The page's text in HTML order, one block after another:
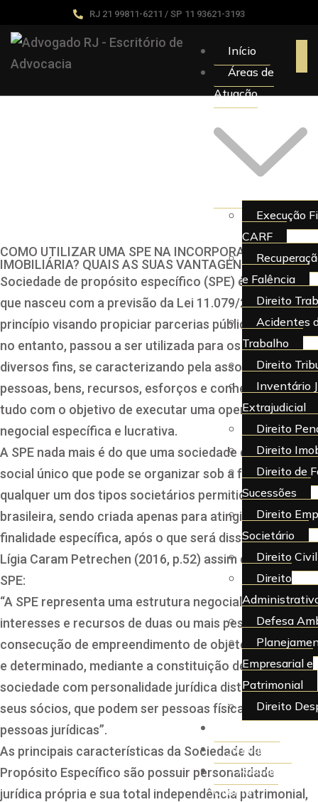
RJ 21 99811-6211 / SP 11 93621-3193
Início
Áreas de
Atuação
Execução
CARF
e Falência
Direito
Acidentes
Trabalho
Direito
Inventário
Extrajudicial
Direito
Direito
Direito de
Sucessões
Direito
Societário
Direito Civil
Direito
Defesa
Empresarial e
Patrimonial
Direito
Juridiquês
> Área do
Cliente
COMO UTILIZAR UMA SPE NA INCORPORAÇÃO
IMOBILIÁRIA? QUAIS AS SUAS VANTAGENS?
Sociedade de propósito específico (SPE) é uma figura
que nasceu com a previsão da Lei 11.079/2004, a
princípio visando propiciar parcerias público-privadas,
no entanto, passou a ser utilizada para os mais
diversos fins, se caracterizando pela associação de
pessoas, bens, recursos, esforços e conhecimentos,
tudo com o objetivo de executar uma operação
negocial específica e lucrativa.
A SPE nada mais é do que uma sociedade com objeto
social único que pode se organizar sob a forma de
qualquer um dos tipos societários permitidos pela lei
brasileira, sendo criada apenas para atingir uma
finalidade específica, após o que será dissolvida.
Lígia Caram Petrechen (2016, p.52) assim conceitua a
SPE:
“A SPE representa uma estrutura negocial que reúne
interesses e recursos de duas ou mais pessoas para a
consecução de empreendimento de objeto específico
e determinado, mediante a constituição de uma nova
sociedade com personalidade jurídica distinta da de
seus sócios, que podem ser pessoas físicas ou outras
pessoas jurídicas”.
As principais características da Sociedade de
Propósito Específico são possuir personalidade
jurídica própria e sua total independência patrimonial,